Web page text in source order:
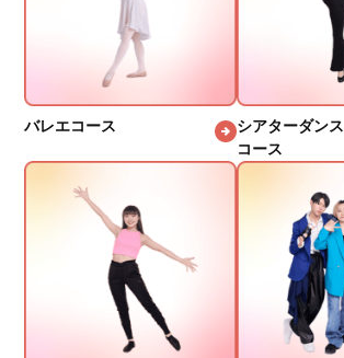
バレエコース
シアターダンス
コース